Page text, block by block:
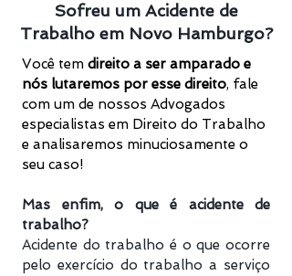
Sofreu um Acidente de
Trabalho em Novo Hamburgo?
Você tem direito a ser amparado e
nós lutaremos por esse direito, fale
com um de nossos Advogados
especialistas em Direito do Trabalho
e analisaremos minuciosamente o
seu caso!
Mas enfim, o que é acidente de
trabalho?
Acidente do trabalho é o que ocorre
pelo exercício do trabalho a serviço